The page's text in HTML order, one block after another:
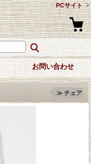
PCサイト
お問い合わせ
≫ チェア